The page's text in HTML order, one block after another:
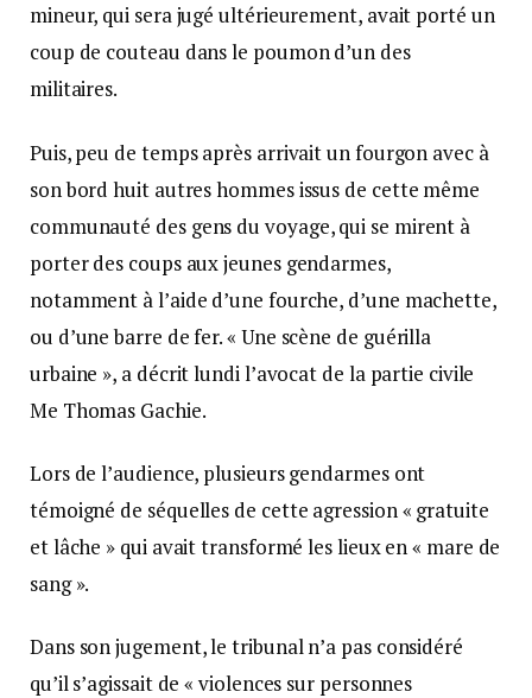
mineur, qui sera jugé ultérieurement, avait porté un
coup de couteau dans le poumon d’un des
militaires.
Puis, peu de temps après arrivait un fourgon avec à
son bord huit autres hommes issus de cette même
communauté des gens du voyage, qui se mirent à
porter des coups aux jeunes gendarmes,
notamment à l’aide d’une fourche, d’une machette,
ou d’une barre de fer. « Une scène de guérilla
urbaine », a décrit lundi l’avocat de la partie civile
Me Thomas Gachie.
Lors de l’audience, plusieurs gendarmes ont
témoigné de séquelles de cette agression « gratuite
et lâche » qui avait transformé les lieux en « mare de
sang ».
Dans son jugement, le tribunal n’a pas considéré
qu’il s’agissait de « violences sur personnes